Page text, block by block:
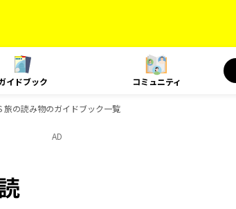
イドブック コミュニティ
旅の読み物のガイドブック一覧
AD